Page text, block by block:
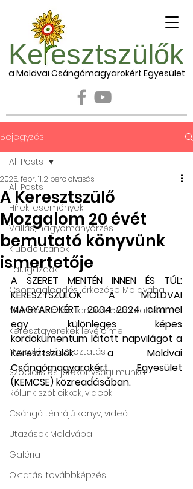
Ke esztszülők
a Moldvai Csángómagyarokért Egyesület
Bejegyzés
All Posts
Hírek, események
Vallás, hagyományőrzés
Klubdélutánok
Falugazdák
Csomagleadás, érkezése Moldvába
Moldvai iskolák, tanárok bemutatása
Keresztgyerekek levélcíme
Nyaralás, táboroztatás
Szociális és jótékonysági munka
Rólunk szól: cikkek, videók
Csángó témájú könyv, videó
Utazások Moldvába
Galéria
Oktatás, továbbképzés
All Posts
A Keresztszülő
Mozgalom 20 évét
bemutató könyvünk
ismertetője
2025. febr. 11.2 perc olvasás
A SZERET MENTÉN INNEN ÉS TÚL:
KERESZTSZÜLŐK A MOLDVAI
MAGYAROKÉRT 2004-2024 címmel
egy különleges képes
kordokumentum látott napvilágot a
Keresztszülők a Moldvai
Csángómagyarokért Egyesület
(KEMCSE) közreadásában.